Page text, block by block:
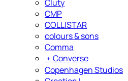
Cluty
CMP
COLLISTAR
colours & sons
Comma
﹢ Converse
Copenhagen Studios